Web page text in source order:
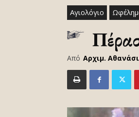
Αγιολόγιο
Από Αρχιμ.